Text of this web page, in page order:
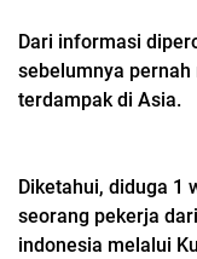
Dari informasi
sebelumnya
terdampak di Asia.
Diketahui, diduga 1
seorang pekerja
indonesia melalui